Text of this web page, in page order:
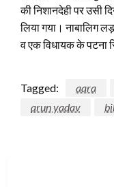
की निशानदेही पर उसी
लिया गया। नाबालिग
व एक विधायक के पटना
Tagged: aara
arun yadav